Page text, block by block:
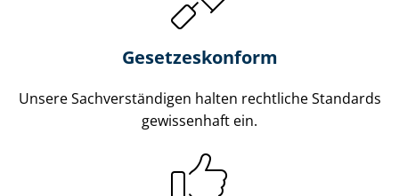
Gesetzes­konform
Unsere Sach­ver­stän­di­gen halten rechtliche Standards
gewissenhaft ein.